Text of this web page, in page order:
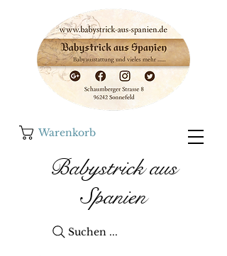
Warenkorb
Babystrick aus
Spanien
Suchen ...